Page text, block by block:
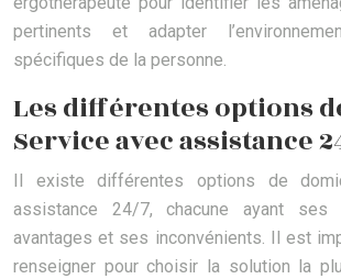
pertinents et adapter
spécifiques de la personne.
Les différentes options
Service avec assistance
Il existe différentes options de
assistance 24/7, chacune ayant ses
avantages et ses inconvénients. Il est
renseigner pour choisir la solution la